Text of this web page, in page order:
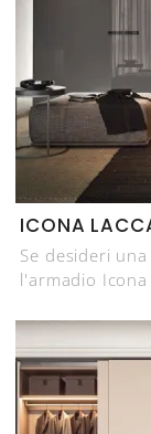
ICONA
Se desideri
l'armadio